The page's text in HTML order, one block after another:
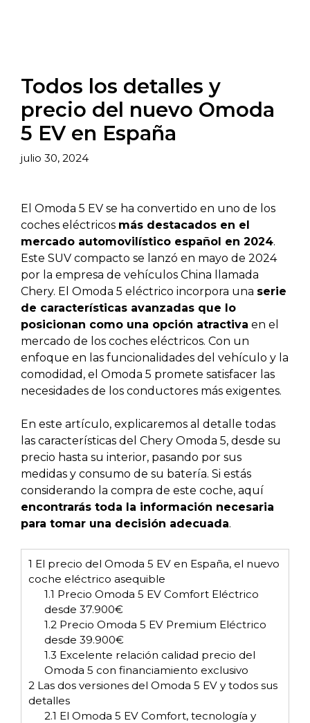
Todos los detalles y
precio del nuevo Omoda
5 EV en España
julio 30, 2024
El Omoda 5 EV se ha convertido en uno de los
coches eléctricos más destacados en el
mercado automovilístico español en 2024.
Este SUV compacto se lanzó en mayo de 2024
por la empresa de vehículos China llamada
Chery. El Omoda 5 eléctrico incorpora una serie
de características avanzadas que lo
posicionan como una opción atractiva en el
mercado de los coches eléctricos. Con un
enfoque en las funcionalidades del vehículo y la
comodidad, el Omoda 5 promete satisfacer las
necesidades de los conductores más exigentes.
En este artículo, explicaremos al detalle todas
las características del Chery Omoda 5, desde su
precio hasta su interior, pasando por sus
medidas y consumo de su batería. Si estás
considerando la compra de este coche, aquí
encontrarás toda la información necesaria
para tomar una decisión adecuada.
1 El precio del Omoda 5 EV en España, el nuevo
coche eléctrico asequible
1.1 Precio Omoda 5 EV Comfort Eléctrico
desde 37.900€
1.2Precio Omoda 5 EV Premium Eléctrico
desde 39.900€
1.3 Excelente relación calidad precio del
Omoda 5 con financiamiento exclusivo
2 Las dos versiones del Omoda 5 EV y todos sus
detalles
2.1 El Omoda 5 EV Comfort, tecnología y